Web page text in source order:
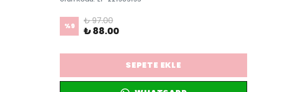
%9 ₺ 97.00
₺ 88.00
SEPETE EKLE